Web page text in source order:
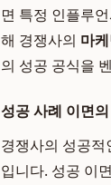
면 특정 인플루
해 경쟁사의 마
의 성공 공식을
성공 사례 이면
경쟁사의 성공
입니다. 성공 이